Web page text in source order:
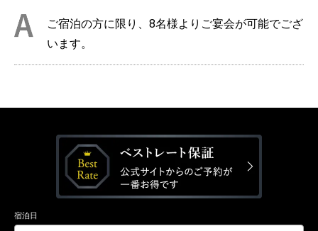
ご宿泊の方に限り、8名様よりご宴会が可能でござ
います。
宿泊日